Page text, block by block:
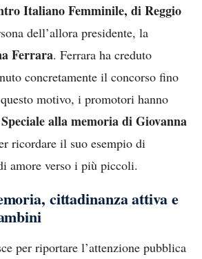
Italiano Femminile, di Reggio
dell’allora presidente, la
Ferrara. Ferrara ha creduto
concretamente il concorso fino
motivo, i promotori hanno
alla memoria di Giovanna
ricordare il suo esempio di
amore verso i più piccoli.
cittadinanza attiva e
per riportare l’attenzione pubblica